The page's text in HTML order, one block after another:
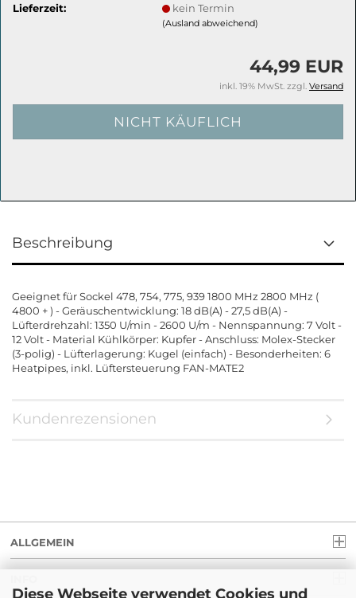
Diese Webseite verwendet Cookies und
Lieferzeit:
kein Termin
(Ausland abweichend)
44,99 EUR
inkl. 19% MwSt. zzgl. Versand
Beschreibung
Geeignet für Sockel 478, 754, 775, 939 1800 MHz 2800 MHz (
4800 + ) - Geräuschentwicklung: 18 dB(A) - 27,5 dB(A) -
Lüfterdrehzahl: 1350 U/min - 2600 U/m - Nennspannung: 7 Volt -
12 Volt - Material Kühlkörper: Kupfer - Anschluss: Molex-Stecker
(3-polig) - Lüfterlagerung: Kugel (einfach) - Besonderheiten: 6
Heatpipes, inkl. Lüftersteuerung FAN-MATE2
Kundenrezensionen
ALLGEMEIN